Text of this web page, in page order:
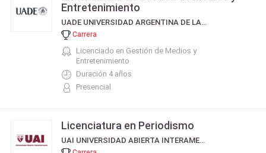
Entretenimiento
UADE UNIVERSIDAD ARGENTINA DE LA EMPRESA
Carrera
Licenciado en Gestión de Medios y
Entretenimiento
Duración 4 años
Presencial
Licenciatura en Periodismo
UAI UNIVERSIDAD ABIERTA INTERAMERICANA